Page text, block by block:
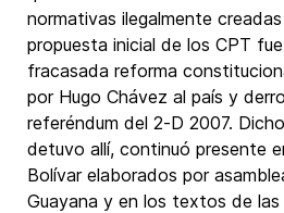
normativas ilegalmente
propuesta inicial de los CPT
fracasada reforma
por Hugo Chávez al país y
referéndum del 2-D 2007.
detuvo allí, continuó presente
Bolívar elaborados por
Guayana y en los textos de las